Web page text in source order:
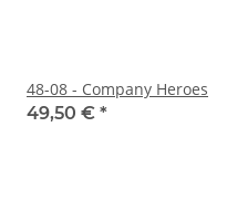
48-08 - Company Heroes
49,50 € *